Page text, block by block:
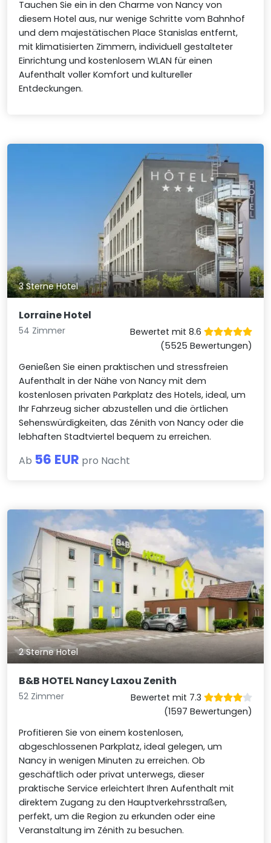
Tauchen Sie ein in den Charme von Nancy von
diesem Hotel aus, nur wenige Schritte vom Bahnhof
und dem majestätischen Place Stanislas entfernt,
mit klimatisierten Zimmern, individuell gestalteter
Einrichtung und kostenlosem WLAN für einen
Aufenthalt voller Komfort und kultureller
Entdeckungen.
3 Sterne Hotel
Lorraine Hotel
54 Zimmer
Bewertet mit 8.6
(5525 Bewertungen)
Genießen Sie einen praktischen und stressfreien
Aufenthalt in der Nähe von Nancy mit dem
kostenlosen privaten Parkplatz des Hotels, ideal, um
Ihr Fahrzeug sicher abzustellen und die örtlichen
Sehenswürdigkeiten, das Zénith von Nancy oder die
lebhaften Stadtviertel bequem zu erreichen.
Ab 56 EUR pro Nacht
2 Sterne Hotel
B&B HOTEL Nancy Laxou Zenith
52 Zimmer
Bewertet mit 7.3
(1597 Bewertungen)
Profitieren Sie von einem kostenlosen,
abgeschlossenen Parkplatz, ideal gelegen, um
Nancy in wenigen Minuten zu erreichen. Ob
geschäftlich oder privat unterwegs, dieser
praktische Service erleichtert Ihren Aufenthalt mit
direktem Zugang zu den Hauptverkehrsstraßen,
perfekt, um die Region zu erkunden oder eine
Veranstaltung im Zénith zu besuchen.